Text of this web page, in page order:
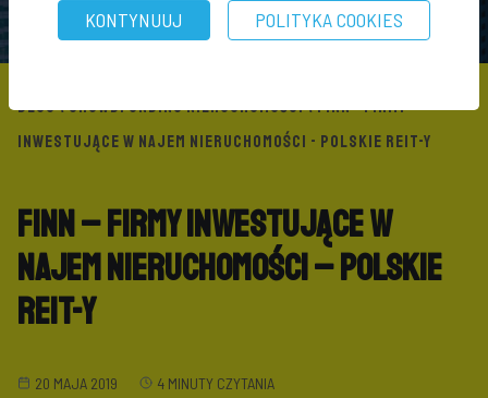
BLOG\CROWDFUNDING NIERUCHOMOŚCI\ FINN - FIRMY
INWESTUJĄCE W NAJEM NIERUCHOMOŚCI - POLSKIE REIT-Y
FINN – Firmy Inwestujące w
Najem Nieruchomości – Polskie
REIT-y
20 MAJA 2019 4 MINUTY CZYTANIA
KONTYNUUJ POLITYKA COOKIES